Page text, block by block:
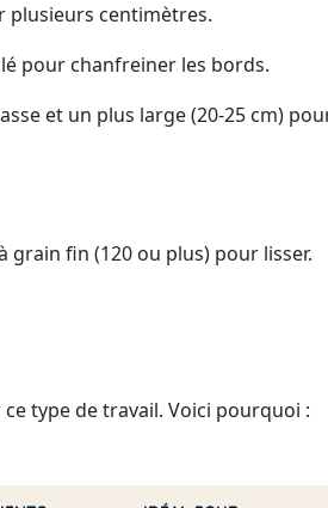
plusieurs centimètres.
pour chanfreiner les bords.
et un plus large (20-25 cm)
grain fin (120 ou plus) pour lisser.
type de travail. Voici pourquoi :